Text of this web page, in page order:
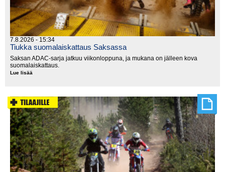
7.8.2026 - 15:34
Tiukka suomalaiskattaus Saksassa
Saksan ADAC-sarja jatkuu viikonloppuna, ja mukana on jälleen kova
suomalaiskattaus.
Lue lisää